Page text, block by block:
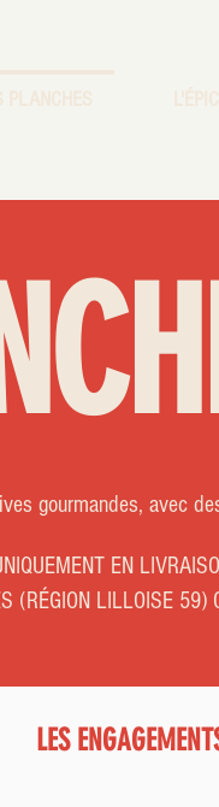
gourmandes, avec
EN
(RÉGION LILLOISE
LES